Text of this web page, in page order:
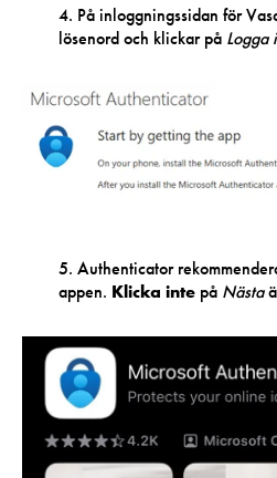
4. På inloggningssidan för
lösenord och klickar på Logga
5. Authenticator
appen. Klicka intepå Nästa